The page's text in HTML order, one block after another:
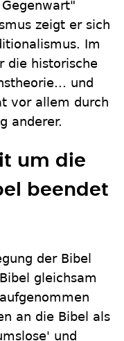
zeigt er sich
Im
die historische
und
vor allem durch
anderer.
um die
beendet
der Bibel
gleichsam
an die Bibel als
und